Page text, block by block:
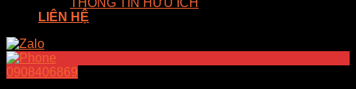
LIÊN HỆ
0908406869